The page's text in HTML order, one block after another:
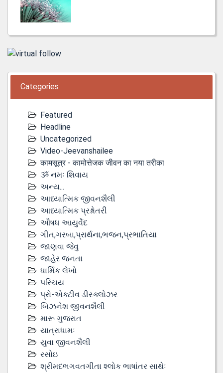
Categories
Featured
Headline
Uncategorized
Video-Jeevanshailee
कामसूत्र - कामोत्तेजक जीवन का नया तरीका
ૐ નમઃ શિવાય
અન્ય...
આધ્યાત્મિક જીવનશૈલી
આધ્યાત્મિક પ્રશ્નોતરી
ઔષધ આયુર્વેદ
ગીત,ગરબા,પ્રાર્થના,ભજન,પ્રભાતિયા
જાણવા જેવુ
જાહેર જનતા
ધાર્મિક લેખો
પરિચય
પ્રો-એક્ટીવ ડીસ્‍ક્લોઝર
બિઝનેશ જીવનશૈલી
મારૂ ગુજરાત
યાત્રાધામઃ
યુવા જીવનશૈલી
રસોઇ
શ્રીમદભગવતગીતા શ્લોક ભાષાંતર સાથેઃ